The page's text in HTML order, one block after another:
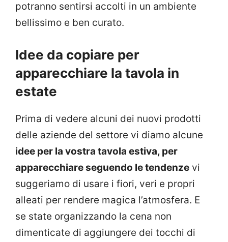
potranno sentirsi accolti in un ambiente
bellissimo e ben curato.
Idee da copiare per
apparecchiare la tavola in
estate
Prima di vedere alcuni dei nuovi prodotti
delle aziende del settore vi diamo alcune
idee per la vostra tavola estiva, per
apparecchiare seguendo le tendenze vi
suggeriamo di usare i fiori, veri e propri
alleati per rendere magica l’atmosfera. E
se state organizzando la cena non
dimenticate di aggiungere dei tocchi di